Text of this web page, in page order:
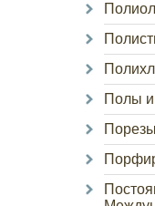
Полы